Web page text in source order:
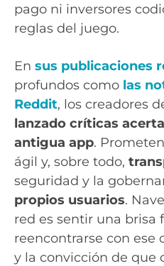
pago ni inversores
reglas del juego.
En sus publicaciones
profundos como las
Reddit, los creadores
lanzado críticas
antigua app.
ágil y, sobre todo,
seguridad y la
propios usuarios.
red es sentir una brisa
reencontrarse con
y la convicción de que